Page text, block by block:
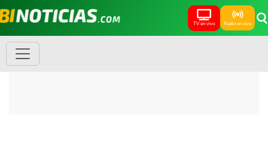
TV en vivo Radio en vivo